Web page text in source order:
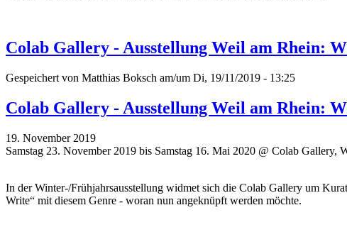
Colab Gallery - Ausstellung Weil am Rhein:
Gespeichert von Matthias Boksch am/um Di, 19/11/2019 - 13:25
Colab Gallery - Ausstellung Weil am Rhein:
19. November 2019
Samstag 23. November 2019 bis Samstag 16. Mai 2020 @ Colab Gallery,
In der Winter-/Frühjahrsausstellung widmet sich die Colab Gallery um
Write“ mit diesem Genre - woran nun angeknüpft werden möchte.